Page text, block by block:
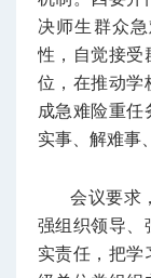
决师生群众
性，自觉接受
位，在推动学
成急难险重任
实事、解难事
会议要求
强组织领导、
实责任，把学